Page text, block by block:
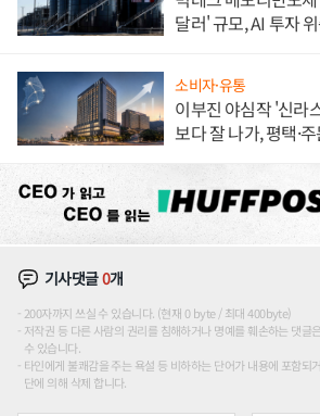
달러' 규모, AI 투자
소비자·유통
이부진 야심작 '신라
보다 잘 나가, 평택·
기사댓글0개
200자까지 쓰실 수 있습니다. (현재 0 byte / 최대 400byte)
저작권 등 다른 사람의 권리를 침해하거나 명예를 훼손하는 댓글
수 있습니다.
타인에게 불쾌감을 주는 욕설 등 비하하는 단어가 내용에 포함되
단에 의해 삭제 합니다.